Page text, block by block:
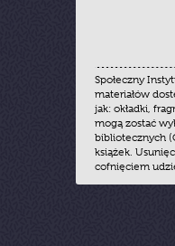
Społeczny
materiałów
jak: okładki,
mogą zostać
bibliotecznych
książek.
cofnięciem